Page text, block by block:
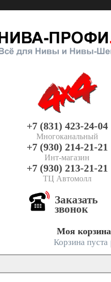
+7 (831) 423-24-04
Многоканальный
+7 (930) 214-21-21
Инт-магазин
+7 (930) 213-21-21
ТЦ Автомолл
Заказать
звонок
Моя корзина
Корзина пуста